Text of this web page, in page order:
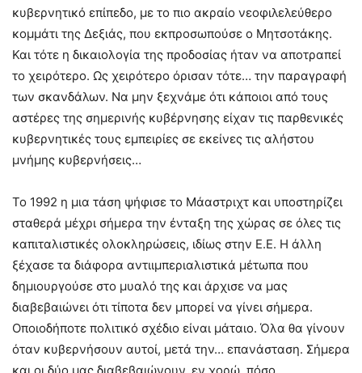
κυβερνητικό επίπεδο, με το πιο ακραίο νεοφιλελεύθερο
κομμάτι της Δεξιάς, που εκπροσωπούσε ο Μητσοτάκης.
Και τότε η δικαιολογία της προδοσίας ήταν να αποτραπεί
το χειρότερο. Ως χειρότερο όρισαν τότε… την παραγραφή
των σκανδάλων. Να μην ξεχνάμε ότι κάποιοι από τους
αστέρες της σημερινής κυβέρνησης είχαν τις παρθενικές
κυβερνητικές τους εμπειρίες σε εκείνες τις αλήστου
μνήμης κυβερνήσεις…
Το 1992 η μια τάση ψήφισε το Μάαστριχτ και υποστηρίζει
σταθερά μέχρι σήμερα την ένταξη της χώρας σε όλες τις
καπιταλιστικές ολοκληρώσεις, ιδίως στην Ε.Ε. Η άλλη
ξέχασε τα διάφορα αντιιμπεριαλιστικά μέτωπα που
δημιουργούσε στο μυαλό της και άρχισε να μας
διαβεβαιώνει ότι τίποτα δεν μπορεί να γίνει σήμερα.
Οποιοδήποτε πολιτικό σχέδιο είναι μάταιο. Όλα θα γίνουν
όταν κυβερνήσουν αυτοί, μετά την… επανάσταση. Σήμερα